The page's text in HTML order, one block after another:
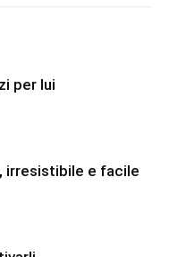
per lui
irresistibile e facile